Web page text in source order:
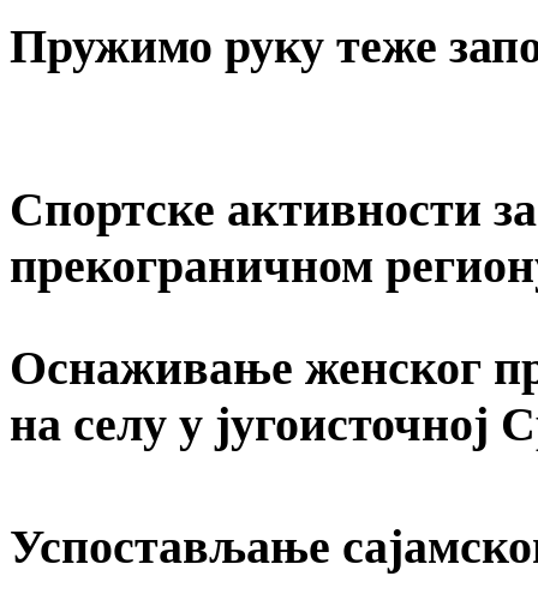
Пружимо руку теже
Спортске активности
прекограничном
Оснаживање женског
на селу у југоисточној
Успостављање